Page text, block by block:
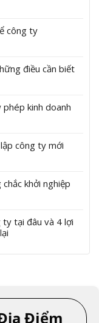
công ty
điều cần biết
kinh doanh
công ty mới
khởi nghiệp
tại đâu và 4 lợi
Điểm